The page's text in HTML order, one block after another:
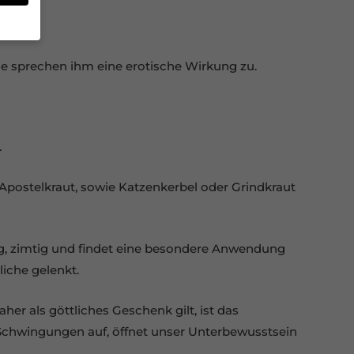
sprechen ihm eine erotische Wirkung zu.
.
sowie Katzenkerbel oder Grindkraut
zimtig und findet eine besondere Anwendung
gelenkt.
als göttliches Geschenk gilt, ist das
auf, öffnet unser Unterbewusstsein